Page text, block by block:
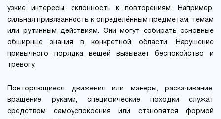
узкие интересы, склонность к повторениям. Например,
сильная привязанность к определённым предметам, темам
или рутинным действиям. Они могут собирать основные
обширные знания в конкретной области. Нарушение
привычного порядка вещей вызывает беспокойство и
тревогу.
Повторяющиеся движения или манеры, раскачивание,
вращение руками, специфические походки служат
средством самоуспокоения или становятся формой